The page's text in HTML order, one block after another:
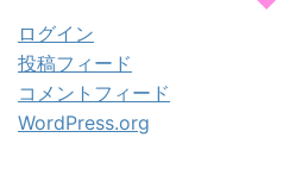
ログイン
投稿フィード
コメントフィード
WordPress.org